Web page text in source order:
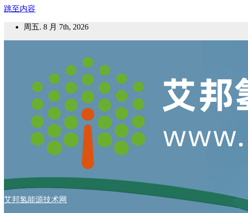
跳至内容
周五. 8 月 7th, 2026
艾邦氢能源技术网